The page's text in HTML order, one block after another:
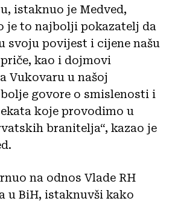
istaknuo je Medved,
je to najbolji pokazatelj da
svoju povijest i cijene našu
kao i dojmovi
Vukovaru u našoj
govore o smislenosti i
koje provodimo u
branitelja“, kazao je
na odnos Vlade RH
u BiH, istaknuvši kako